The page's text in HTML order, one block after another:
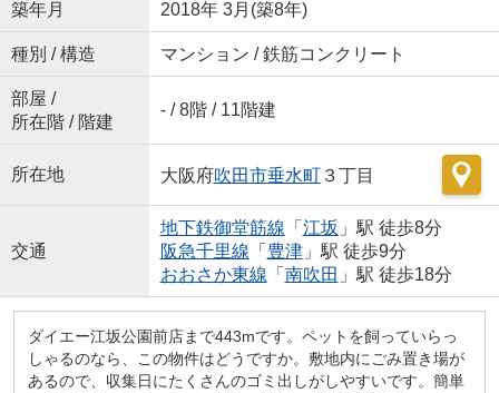
築年月 2018年 3月(築8年)
種別 / 構造 マンション / 鉄筋コンクリート
部屋 /
所在階 / 階建
- / 8階 / 11階建
所在地 大阪府吹田市垂水町３丁目
交通
地下鉄御堂筋線 「 江坂 」駅 徒歩8分
阪急千里線 「 豊津」駅 徒歩9分
おおさか東線 「 南吹田 」駅 徒歩18分
ダイエー江坂公園前店まで443mです。ペットを飼っていらっ
しゃるのなら、この物件はどうですか。敷地内にごみ置き場が
あるので、収集日にたくさんのゴミ出しがしやすいです。簡単